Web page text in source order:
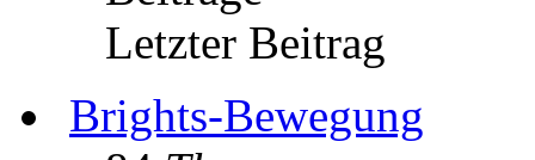
Letzter Beitrag
Brights-Bewegung